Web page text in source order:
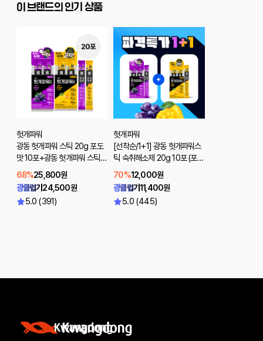
이 브랜드의 인기 상품
헛개파워
광동 헛개파워 스틱 20g 포도
맛 10포+광동 헛개파워 스틱 2
0g 망고맛 10포
68%25,800원
광클럽가24,500원
5.0 (391)
헛개파워
[선착순/1+1] 광동 헛개파워스
틱 숙취해소제 20g 10포 (포도
맛/망고맛)
70%12,000원
광클럽가11,400원
5.0 (445)